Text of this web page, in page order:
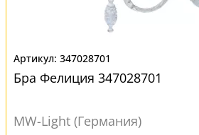
347028701
Бра Фелиция 347028701
MW-Light (Германия)